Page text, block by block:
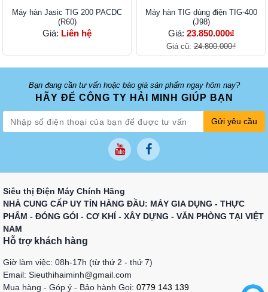
Máy hàn Jasic TIG 200 PACDC
(R60)
Giá: Liên hệ
Máy hàn TIG dùng điện TIG-400
(J98)
Giá: 23.850.000₫
Giá cũ:24.800.000₫
Bạn đang cần tư vấn hoặc báo giá sản phẩm ngay hôm nay?
HÃY ĐỂ CÔNG TY HẢI MINH GIÚP BẠN
Gửi yêu cầu
Siêu thị Điện Máy Chính Hãng
NHÀ CUNG CẤP UY TÍN HÀNG ĐẦU: MÁY GIA DỤNG - THỰC
PHẨM - ĐÓNG GÓI - CƠ KHÍ - XÂY DỰNG - VĂN PHÒNG TẠI VIỆT
NAM
Hỗ trợ khách hàng
Giờ làm việc: 08h-17h (từ thứ 2 - thứ 7)
Email: Sieuthihaiminh@gmail.com
Mua hàng - Góp ý - Bảo hành Gọi: 0779 143 139